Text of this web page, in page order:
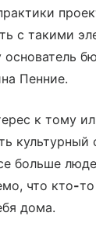
с такими
Пенние.
к тому
больше
что кто-
дома.